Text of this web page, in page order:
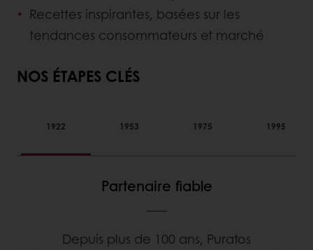
Recettes inspirantes, basées sur les
tendances consommateurs et marché
NOS ÉTAPES CLÉS
1922 1953 1975 1995
Partenaire fiable
Depuis plus de 100 ans, Puratos